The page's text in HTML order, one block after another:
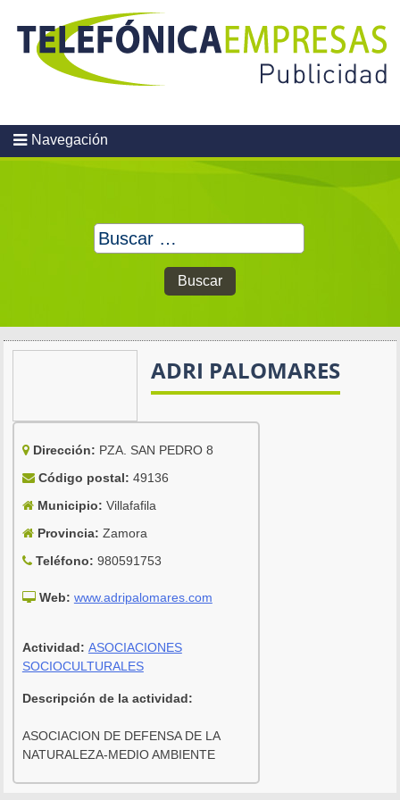
content
Navegación
Buscar:
ADRI PALOMARES
Dirección: PZA. SAN PEDRO 8
Código postal: 49136
Municipio: Villafafila
Provincia: Zamora
Teléfono: 980591753
Web: www.adripalomares.com
Actividad: ASOCIACIONES
SOCIOCULTURALES
Descripción de la actividad:
ASOCIACION DE DEFENSA DE LA
NATURALEZA-MEDIO AMBIENTE